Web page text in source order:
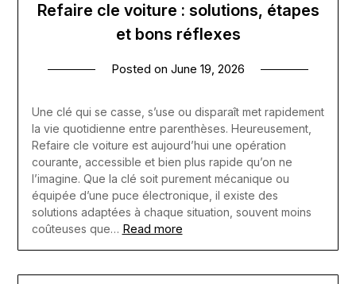
Refaire cle voiture : solutions, étapes
et bons réflexes
Posted on June 19, 2026
Une clé qui se casse, s’use ou disparaît met rapidement
la vie quotidienne entre parenthèses. Heureusement,
Refaire cle voiture est aujourd’hui une opération
courante, accessible et bien plus rapide qu’on ne
l’imagine. Que la clé soit purement mécanique ou
équipée d’une puce électronique, il existe des
solutions adaptées à chaque situation, souvent moins
coûteuses que… Read more